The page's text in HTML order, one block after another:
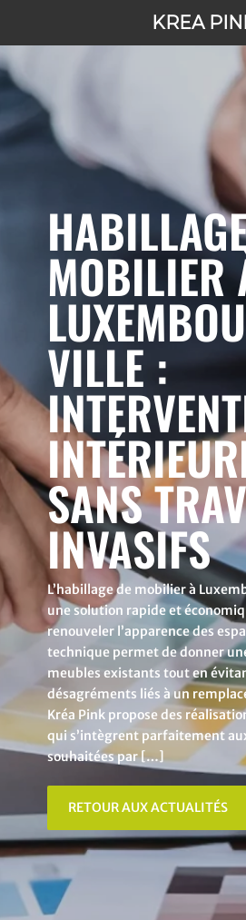
MOBILIER
VILLE :
SANS
INVASIFS
L’habillage de mobilier à
une solution rapide et
renouveler l’apparence des
technique permet de donner
meubles existants tout en
désagréments liés à un
Kréa Pink propose des
qui s’intègrent parfaitement
souhaitées par […]
RETOUR AUX ACTUALITÉS
KREA